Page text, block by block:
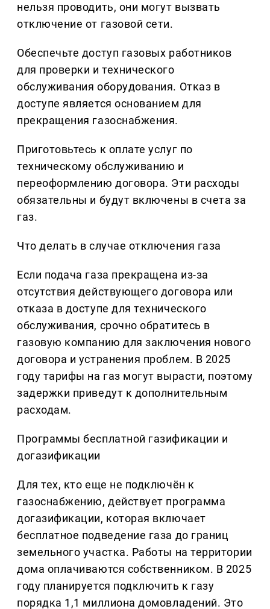
нельзя проводить, они могут вызвать
отключение от газовой сети.
Обеспечьте доступ газовых работников
для проверки и технического
обслуживания оборудования. Отказ в
доступе является основанием для
прекращения газоснабжения.
Приготовьтесь к оплате услуг по
техническому обслуживанию и
переоформлению договора. Эти расходы
обязательны и будут включены в счета за
газ.
Что делать в случае отключения газа
Если подача газа прекращена из-за
отсутствия действующего договора или
отказа в доступе для технического
обслуживания, срочно обратитесь в
газовую компанию для заключения нового
договора и устранения проблем. В 2025
году тарифы на газ могут вырасти, поэтому
задержки приведут к дополнительным
расходам.
Программы бесплатной газификации и
догазификации
Для тех, кто еще не подключён к
газоснабжению, действует программа
догазификации, которая включает
бесплатное подведение газа до границ
земельного участка. Работы на территории
дома оплачиваются собственником. В 2025
году планируется подключить к газу
порядка 1,1 миллиона домовладений. Это